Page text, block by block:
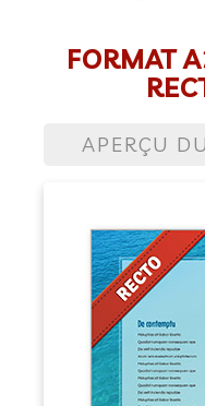
FORMAT
APERÇU